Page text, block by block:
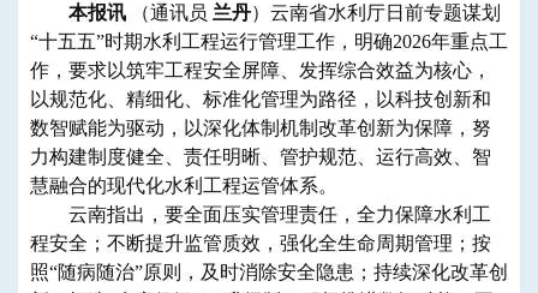
本报讯 （通讯员 兰丹）云南省水利厅日前专题谋划
“十五五”时期水利工程运行管理工作，明确2026年重点工
作，要求以筑牢工程安全屏障、发挥综合效益为核心，
以规范化、精细化、标准化管理为路径，以科技创新和
数智赋能为驱动，以深化体制机制改革创新为保障，努
力构建制度健全、责任明晰、管护规范、运行高效、智
慧融合的现代化水利工程运管体系。
云南指出，要全面压实管理责任，全力保障水利工
程安全；不断提升监管质效，强化全生命周期管理；按
照“随病随治”原则，及时消除安全隐患；持续深化改革创